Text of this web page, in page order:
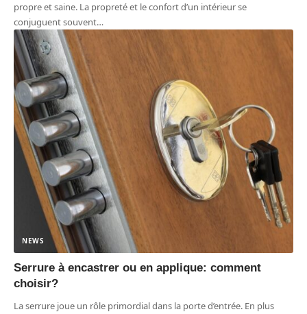
propre et saine. La propreté et le confort d’un intérieur se
conjuguent souvent…
NEWS
Serrure à encastrer ou en applique: comment
choisir?
La serrure joue un rôle primordial dans la porte d’entrée. En plus